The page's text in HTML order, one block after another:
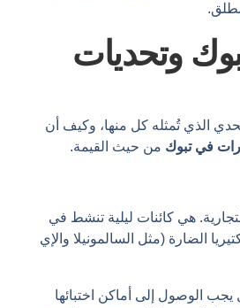
وتحديات
الذي تُمثله كل منها، وكيف أن
في تبوك من حيث القيمة.
هي كائنات ليلية تنشط في
الضارة (مثل السالمونيلا والإي
يجب الوصول إلى أماكن اختبائها